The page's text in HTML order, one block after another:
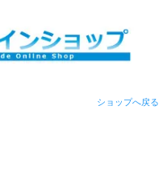
ショップへ戻る